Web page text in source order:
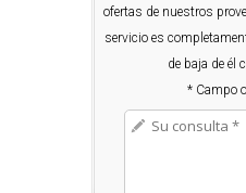
ofertas de nuestros
servicio es
de baja de él
* Campo